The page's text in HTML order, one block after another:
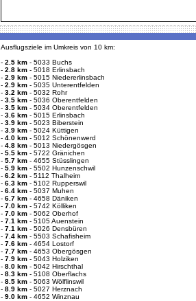
Ausflugsziele im Umkreis von 10 km:
- 2.5 km - 5033 Buchs
- 2.8 km - 5018 Erlinsbach
- 2.9 km - 5015 Niedererlinsbach
- 2.9 km - 5035 Unterentfelden
- 3.2 km - 5032 Rohr
- 3.5 km - 5036 Oberentfelden
- 3.5 km - 5034 Oberentfelden
- 3.6 km - 5015 Erlinsbach
- 3.9 km - 5023 Biberstein
- 3.9 km - 5024 Küttigen
- 4.0 km - 5012 Schönenwerd
- 4.8 km - 5013 Niedergösgen
- 5.5 km - 5722 Gränichen
- 5.7 km - 4655 Stüsslingen
- 5.9 km - 5502 Hunzenschwil
- 6.2 km - 5112 Thalheim
- 6.3 km - 5102 Rupperswil
- 6.4 km - 5037 Muhen
- 6.7 km - 4658 Däniken
- 7.0 km - 5742 Kölliken
- 7.0 km - 5062 Oberhof
- 7.1 km - 5105 Auenstein
- 7.1 km - 5026 Densbüren
- 7.4 km - 5503 Schafisheim
- 7.6 km - 4654 Lostorf
- 7.7 km - 4653 Obergösgen
- 7.9 km - 5043 Holziken
- 8.0 km - 5042 Hirschthal
- 8.3 km - 5108 Oberflachs
- 8.5 km - 5063 Wölflinswil
- 8.9 km - 5027 Herznach
- 9.0 km - 4652 Winznau